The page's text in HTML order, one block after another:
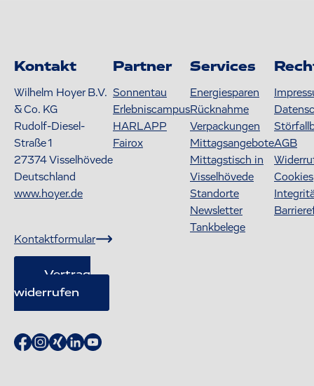
Kontakt
Wilhelm Hoyer B.V.
& Co. KG
Rudolf-Diesel-
Straße 1
27374Visselhövede
Deutschland
www.hoyer.de
Kontaktformular
Vertrag
widerrufen
Partner
Sonnentau
Erlebniscampus
HARLAPP
Fairox
Services
Energiesparen
Rücknahme
Verpackungen
Mittagsangebote
Mittagstisch in
Visselhövede
Standorte
Newsletter
Tankbelege
AGB
Cookies